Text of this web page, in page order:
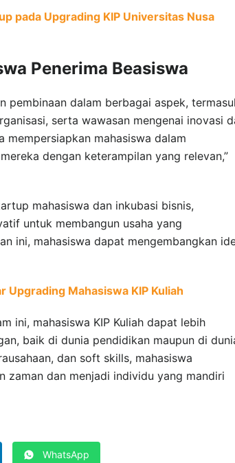
pada Upgrading KIP Universitas Nusa
Penerima Beasiswa
pembinaan dalam berbagai aspek,
serta wawasan mengenai inovasi
mempersiapkan mahasiswa dalam
dengan keterampilan yang relevan,”
mahasiswa dan inkubasi bisnis,
untuk membangun usaha yang
ini, mahasiswa dapat mengembangkan
Upgrading Mahasiswa KIP Kuliah
ini, mahasiswa KIP Kuliah dapat lebih
baik di dunia pendidikan maupun di
dan soft skills, mahasiswa
zaman dan menjadi individu yang mandiri
WhatsApp